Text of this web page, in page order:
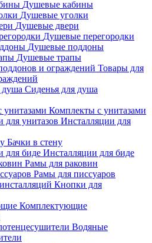
Душевые кабины
Душевые уголки
Душевые двери
Душевые перегородки
Душевые поддоны
Душевые трапы
Товары для
Сиденья для душа
Комплекты с унитазами
Инсталляции для
Бачки в стену
Инсталляции для биде
Рамы для раковин
Рамы для писсуаров
Кнопки для
Комплектующие
Водяные